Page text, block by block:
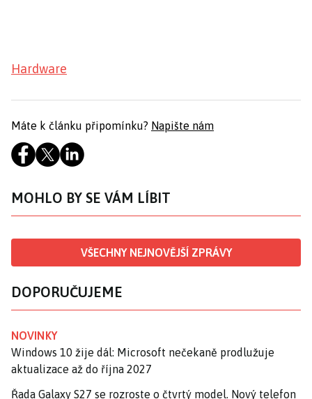
Hardware
Máte k článku připomínku? Napište nám
MOHLO BY SE VÁM LÍBIT
VŠECHNY NEJNOVĚJŠÍ ZPRÁVY
DOPORUČUJEME
NOVINKY
Windows 10 žije dál: Microsoft nečekaně prodlužuje
aktualizace až do října 2027
Řada Galaxy S27 se rozroste o čtvrtý model. Nový telefon